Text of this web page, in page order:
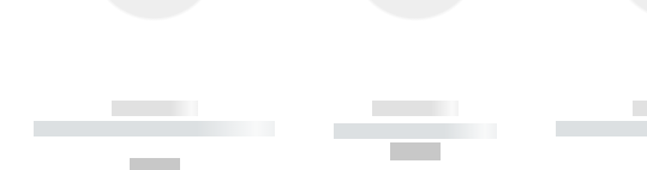
------------
----------- ----------- ----------
------------
----------- -----------
-----------